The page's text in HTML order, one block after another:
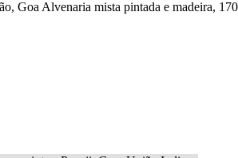
Goa Alvenaria mista pintada e madeira,